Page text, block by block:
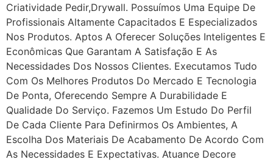
Criatividade Pedir,drywall. Possuímos Uma Equipe De
Profissionais Altamente Capacitados E Especializados
Nos Produtos. Aptos A Oferecer Soluções Inteligentes E
Econômicas Que Garantam A Satisfação E As
Necessidades Dos Nossos Clientes. Executamos Tudo
Com Os Melhores Produtos Do Mercado E Tecnologia
De Ponta, Oferecendo Sempre A Durabilidade E
Qualidade Do Serviço. Fazemos Um Estudo Do Perfil
De Cada Cliente Para Definirmos Os Ambientes, A
Escolha Dos Materiais De Acabamento De Acordo Com
As Necessidades E Expectativas. Atuance Decore